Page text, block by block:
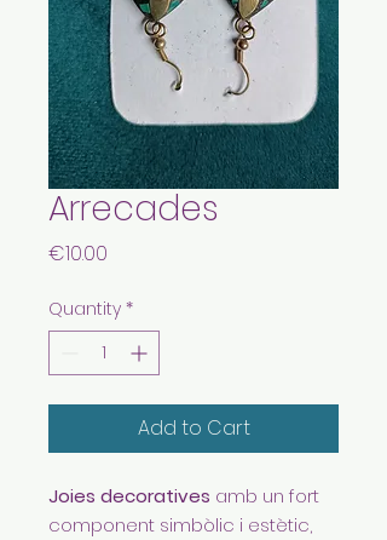
Arrecades
€10.00
Quantity *
Add to Cart
Joies decoratives amb un fort
component simbòlic i estètic,